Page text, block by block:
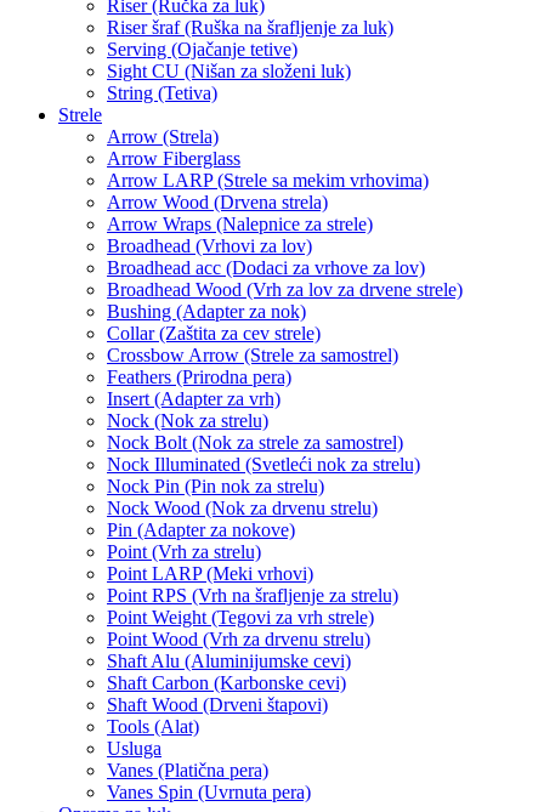
Riser (Ručka za luk)
Riser šraf (Ruška na šrafljenje za luk)
Serving (Ojačanje tetive)
Sight CU (Nišan za složeni luk)
String (Tetiva)
Strele
Arrow (Strela)
Arrow Fiberglass
Arrow LARP (Strele sa mekim vrhovima)
Arrow Wood (Drvena strela)
Arrow Wraps (Nalepnice za strele)
Broadhead (Vrhovi za lov)
Broadhead acc (Dodaci za vrhove za lov)
Broadhead Wood (Vrh za lov za drvene strele)
Bushing (Adapter za nok)
Collar (Zaštita za cev strele)
Crossbow Arrow (Strele za samostrel)
Feathers (Prirodna pera)
Insert (Adapter za vrh)
Nock (Nok za strelu)
Nock Bolt (Nok za strele za samostrel)
Nock Illuminated (Svetleći nok za strelu)
Nock Pin (Pin nok za strelu)
Nock Wood (Nok za drvenu strelu)
Pin (Adapter za nokove)
Point (Vrh za strelu)
Point LARP (Meki vrhovi)
Point RPS (Vrh na šrafljenje za strelu)
Point Weight (Tegovi za vrh strele)
Point Wood (Vrh za drvenu strelu)
Shaft Alu (Aluminijumske cevi)
Shaft Carbon (Karbonske cevi)
Shaft Wood (Drveni štapovi)
Tools (Alat)
Usluga
Vanes (Platična pera)
Vanes Spin (Uvrnuta pera)